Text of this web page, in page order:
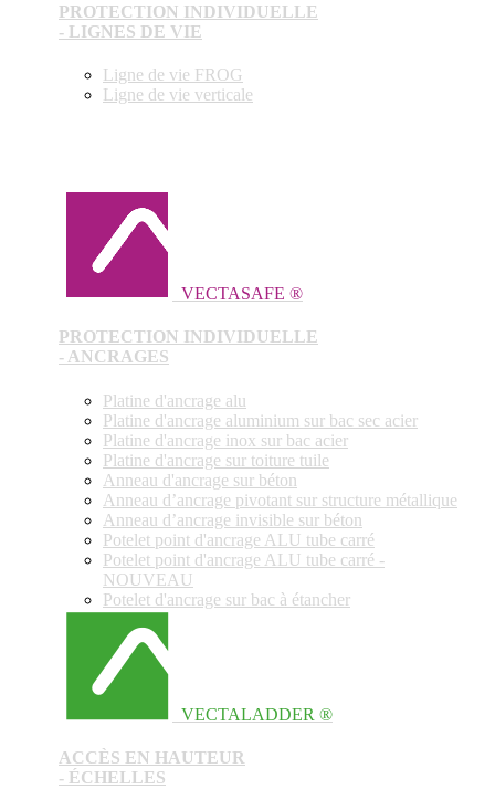
PROTECTION INDIVIDUELLE
- LIGNES DE VIE
Ligne de vie FROG
Ligne de vie verticale
VECTASAFE ®
PROTECTION INDIVIDUELLE
- ANCRAGES
Platine d'ancrage alu
Platine d'ancrage aluminium sur bac sec acier
Platine d'ancrage inox sur bac acier
Platine d'ancrage sur toiture tuile
Anneau d'ancrage sur béton
Anneau d’ancrage pivotant sur structure métallique
Anneau d’ancrage invisible sur béton
Potelet point d'ancrage ALU tube carré
Potelet point d'ancrage ALU tube carré -
NOUVEAU
Potelet d'ancrage sur bac à étancher
VECTALADDER ®
ACCÈS EN HAUTEUR
- ÉCHELLES